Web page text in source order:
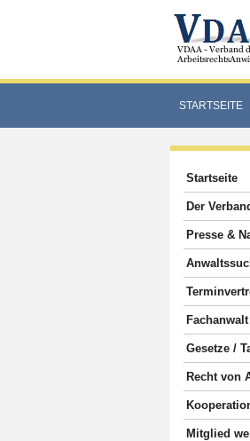
STARTSEITE
Startseite
Der
Presse &
Gesetze /
Recht von
Mitglied